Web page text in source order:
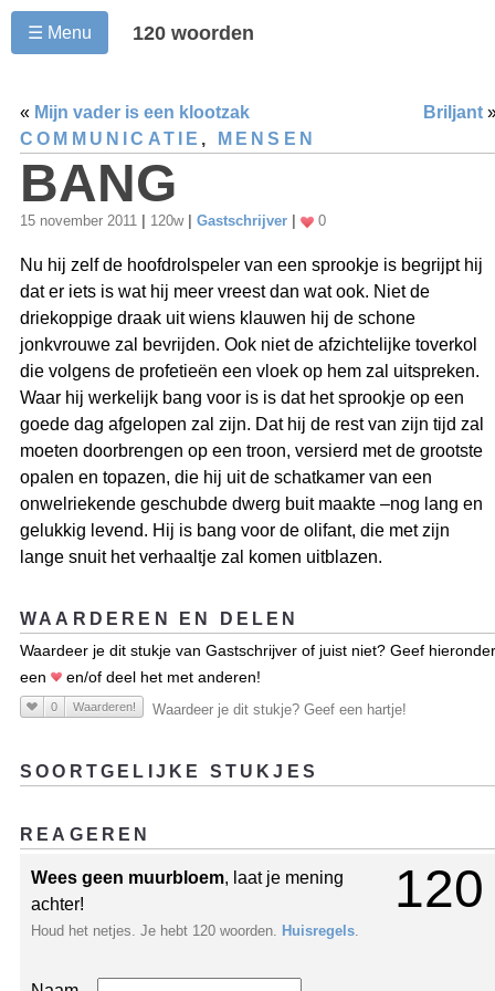
☰ Menu 120 woorden
« Mijn vader is een klootzak Briljant
COMMUNICATIE , MENSEN
BANG
15 november 2011 120w Gastschrijver 0
Nu hij zelf de hoofdrolspeler van een sprookje is begrijpt hij
dat er iets is wat hij meer vreest dan wat ook. Niet de
driekoppige draak uit wiens klauwen hij de schone
jonkvrouwe zal bevrijden. Ook niet de afzichtelijke toverkol
die volgens de profetieën een vloek op hem zal uitspreken.
Waar hij werkelijk bang voor is is dat het sprookje op een
goede dag afgelopen zal zijn. Dat hij de rest van zijn tijd zal
moeten doorbrengen op een troon, versierd met de grootste
opalen en topazen, die hij uit de schatkamer van een
onwelriekende geschubde dwerg buit maakte –nog lang en
gelukkig levend. Hij is bang voor de olifant, die met zijn
lange snuit het verhaaltje zal komen uitblazen.
WAARDEREN EN DELEN
Waardeer je dit stukje van Gastschrijver of juist niet? Geef hieronder
een
en/of deel het met anderen!
0 Waarderen! Waardeer je dit stukje? Geef een hartje!
SOORTGELIJKE STUKJES
REAGEREN
120
Wees geen muurbloem, laat je mening
achter!
Houd het netjes. Je hebt 120 woorden. Huisregels